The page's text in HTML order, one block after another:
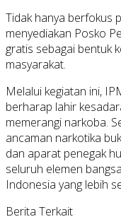
Tidak hanya berfokus
menyediakan Posko
gratis sebagai bentuk
masyarakat.
Melalui kegiatan ini,
berharap lahir
memerangi narkoba.
ancaman narkotika
dan aparat penegak
seluruh elemen
Indonesia yang lebih
Berita Terkait